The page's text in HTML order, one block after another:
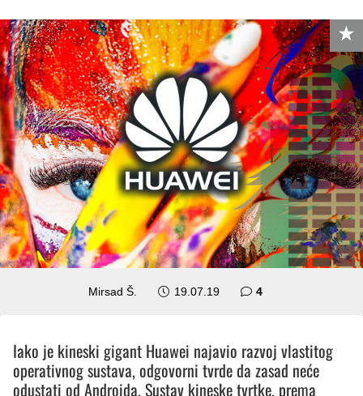
Mirsad Š. 19.07.19 4komentara
Iako je kineski gigant Huawei najavio razvoj vlastitog
operativnog sustava, odgovorni tvrde da zasad neće
odustati od Androida. Sustav kineske tvrtke, prema